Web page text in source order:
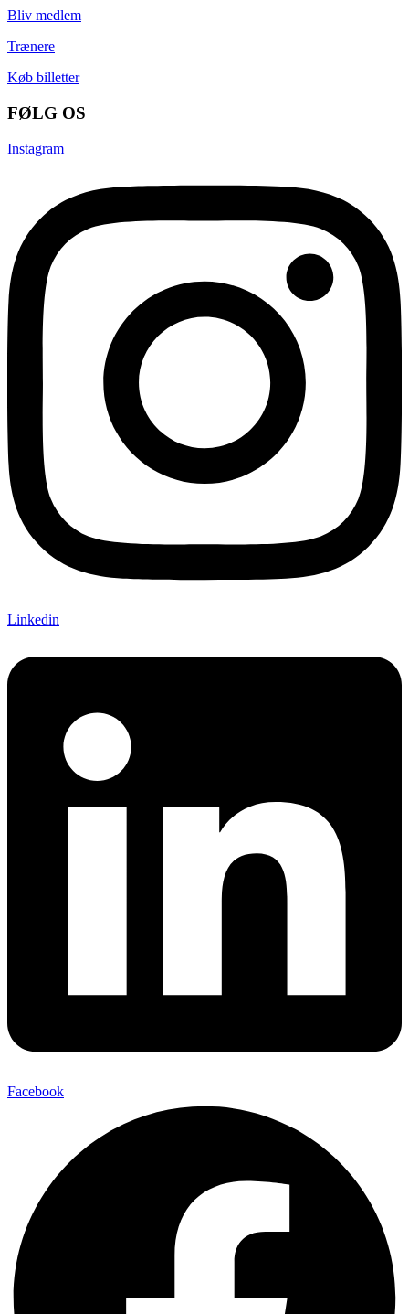
Bliv medlem
Trænere
Køb billetter
FØLG OS
Instagram
Linkedin
Facebook